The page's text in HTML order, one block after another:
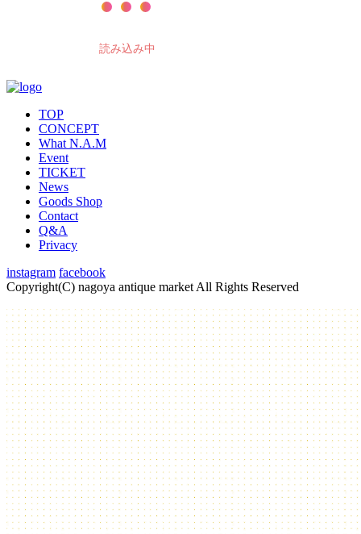
TOP
CONCEPT
What N.A.M
Event
TICKET
News
Goods Shop
Contact
Q&A
Privacy
instagram facebook
Copyright(C) nagoya antique marketAll Rights Reserved